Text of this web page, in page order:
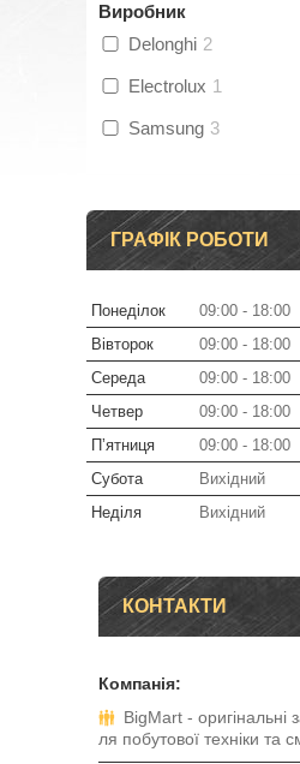
Виробник
Delonghi 2
Electrolux 1
Samsung 3
ГРАФІК РОБОТИ
Понеділок 09:00
18:00
Вівторок
09:00
18:00
Середа
09:00
18:00
Четвер
09:00
18:00
Пʼятниця
09:00
18:00
Субота
Вихідний
Неділя
Вихідний
КОНТАКТИ
BigMart - оригінальні
ля побутової техніки та